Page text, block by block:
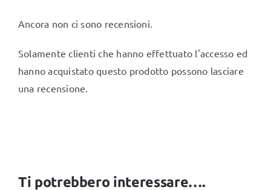
Ancora non ci sono recensioni.
Solamente clienti che hanno effettuato l'accesso ed
hanno acquistato questo prodotto possono lasciare
una recensione.
Ti potrebbero interessare….